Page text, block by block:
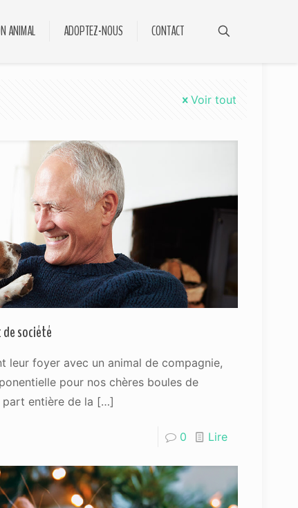
ANIMAL ADOPTEZ-NOUS CONTACT
Voir tout
société
leur foyer avec un animal de compagnie,
pour nos chères boules de
entière de la […]
0 Lire